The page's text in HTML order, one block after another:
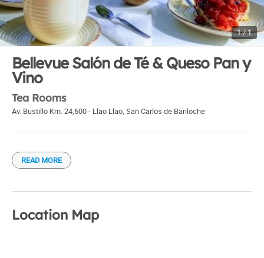
1 / 1
Bellevue Salón de Té & Queso Pan y
Vino
Tea Rooms
Av. Bustillo Km. 24,600 - Llao Llao, San Carlos de Bariloche
READ MORE
Location Map